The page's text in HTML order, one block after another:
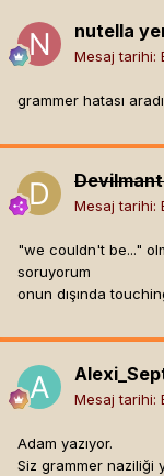
nutella
Mesaj tarihi:
grammer hatası
Mesaj tarihi:
"we couldn't be..."
soruyorum
onun dışında
Mesaj tarihi:
Adam yazıyor.
Siz grammer naziliği